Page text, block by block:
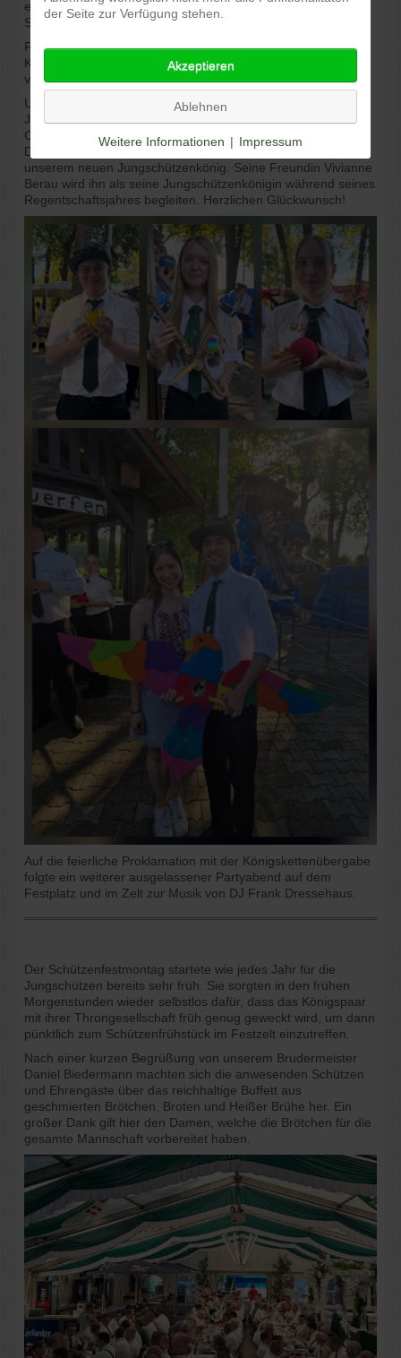
ermitteln. Hier konnte sich unser Jungschütze Lukas
Strelewitz durchsetzen.
Für die anschließende Kinderbelustigung hatte das
Königspaar noch ein paar Kleinigkeiten für die Kinder
vorbereitet, was für viele strahlende Kinderaugen sorgte.
Um 18:00 Uhr startete dann das Vogelschießen der
Jungschützen. Hier sicherten sich Lars Sandbote die Krone,
Cäcilia Aistermann das Zepter und Vivienne Göder den Apfel.
Der Vogel fiel nach einem harten Kampf bei Felix Marxcord,
unserem neuen Jungschützenkönig. Seine Freundin Vivianne
Berau wird ihn als seine Jungschützenkönigin während seines
Regentschaftsjahres begleiten. Herzlichen Glückwunsch!
Auf die feierliche Proklamation mit der Königskettenübergabe
folgte ein weiterer ausgelassener Partyabend auf dem
Festplatz und im Zelt zur Musik von DJ Frank Dressehaus.
Der Schützenfestmontag startete wie jedes Jahr für die
Jungschützen bereits sehr früh. Sie sorgten in den frühen
Morgenstunden wieder selbstlos dafür, dass das Königspaar
mit ihrer Throngesellschaft früh genug geweckt wird, um dann
pünktlich zum Schützenfrühstück im Festzelt einzutreffen.
Nach einer kurzen Begrüßung von unserem Brudermeister
Daniel Biedermann machten sich die anwesenden Schützen
und Ehrengäste über das reichhaltige Buffett aus
geschmierten Brötchen, Broten und Heißer Brühe her. Ein
großer Dank gilt hier den Damen, welche die Brötchen für die
gesamte Mannschaft vorbereitet haben.
der Seite zur Verfügung stehen.
Akzeptieren
Ablehnen
Weitere Informationen | Impressum